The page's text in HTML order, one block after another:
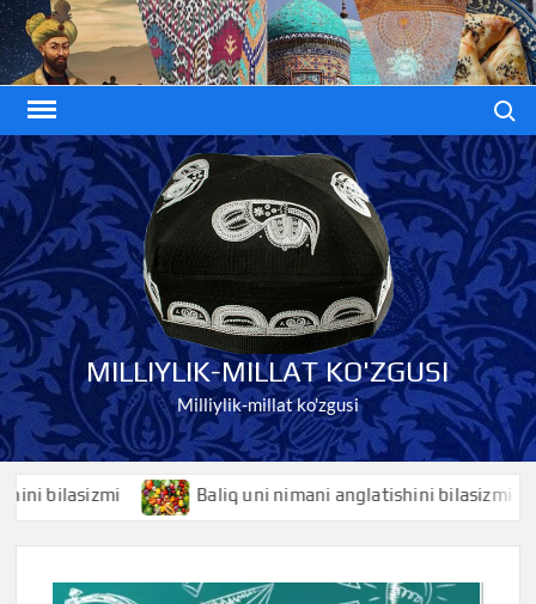
Skip
to
content
MILLIYLIK-MILLAT KO'ZGUSI
Milliylik-millat ko'zgusi
bilasizmi Baliq uni nimani anglatishini bilasizmi